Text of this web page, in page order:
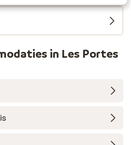
in Les Portes